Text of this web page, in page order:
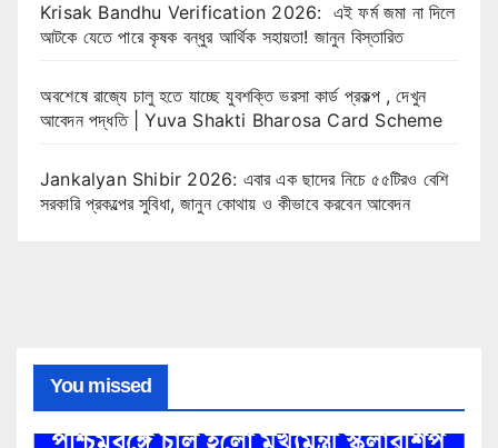
Krisak Bandhu Verification 2026: এই ফর্ম জমা না দিলে
আটকে যেতে পারে কৃষক বন্ধুর আর্থিক সহায়তা! জানুন বিস্তারিত
অবশেষে রাজ্যে চালু হতে যাচ্ছে যুবশক্তি ভরসা কার্ড প্রকল্প , দেখুন
আবেদন পদ্ধতি | Yuva Shakti Bharosa Card Scheme
Jankalyan Shibir 2026: এবার এক ছাদের নিচে ৫৫টিরও বেশি
সরকারি প্রকল্পের সুবিধা, জানুন কোথায় ও কীভাবে করবেন আবেদন
You missed